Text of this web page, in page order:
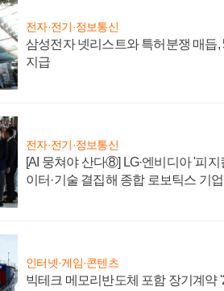
전자·전기·정보통신
삼성전자 넷리스트와 특허분쟁 매듭,
지급
전자·전기·정보통신
[AI 뭉쳐야 산다⑧] LG·엔비디아 '피지
이터·기술 결집해 종합 로보틱스 기
인터넷·게임·콘텐츠
빅테크 메모리반도체 포함 장기계약